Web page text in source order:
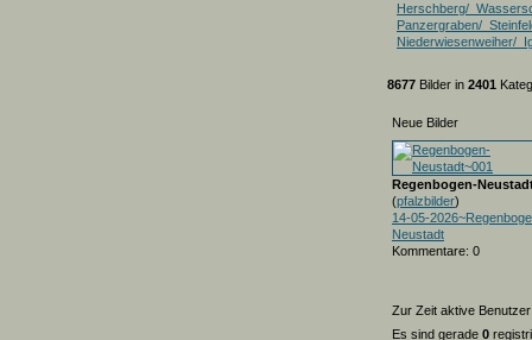
Herschberg/
Panzergraben/
Niederwiesenweiher/
8677 Bilder in 2401
Neue Bilder
Regenbogen-
(pfalzbilder)
14-05-
Neustadt
Kommentare: 0
Zur Zeit aktive
Es sind gerade 0